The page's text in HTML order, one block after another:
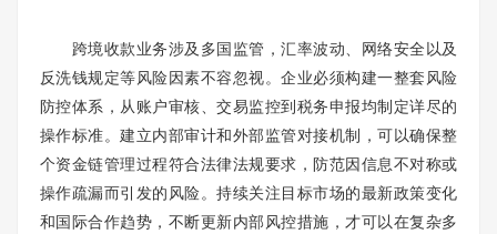
跨境收款业务涉及多国监管，汇率波动、网络安全以及
反洗钱规定等风险因素不容忽视。企业必须构建一整套风险
防控体系，从账户审核、交易监控到税务申报均制定详尽的
操作标准。建立内部审计和外部监管对接机制，可以确保整
个资金链管理过程符合法律法规要求，防范因信息不对称或
操作疏漏而引发的风险。持续关注目标市场的最新政策变化
和国际合作趋势，不断更新内部风控措施，才可以在复杂多